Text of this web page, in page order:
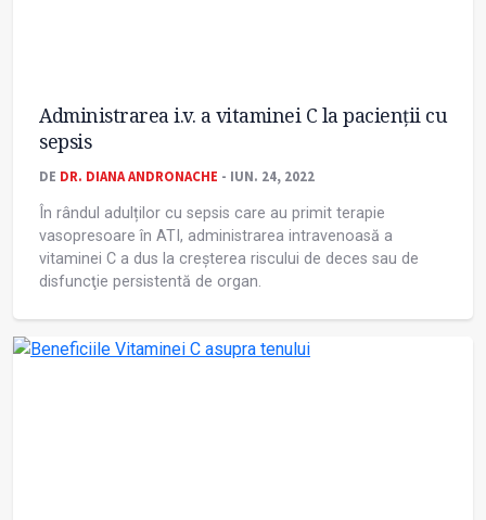
Administrarea i.v. a vitaminei C la pacienţii cu
sepsis
DE DR. DIANA ANDRONACHE - IUN. 24, 2022
În rândul adulților cu sepsis care au primit terapie
vasopresoare în ATI, administrarea intravenoasă a
vitaminei C a dus la creșterea riscului de deces sau de
disfuncţie persistentă de organ.